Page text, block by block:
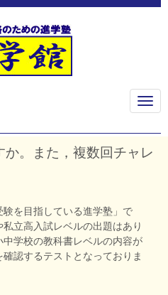
N
a
i
a
か。また，複数回チャレ
を目指している進学塾」で
立高入試レベルの出題はあり
学校の教科書レベルの内容が
認するテストとなっておりま